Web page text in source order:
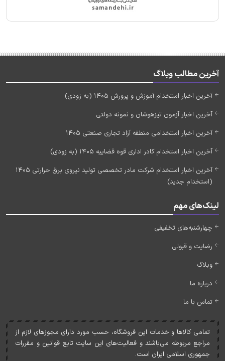
آخرین مطالب وبلاگ
آخرین اخبار استخدام آموزش و پرورش 1405 (به زودی)
آخرین اخبار آزمون تیزهوشان و نمونه دولتی
آخرین اخبار استخدامی منطقه آزاد تجاری صنعتی 1405
آخرین اخبار استخدام کادر اداری قوه قضاییه 1405 (به زودی)
آخرین اخبار استخدام شرکت مادر تخصصی تولید نیروی برق حرارتی 1405
(استخدام جدید)
لینک‌های مهم
چهارشنبه‌های تخفیفی
رضایت و قبولی
وبلاگ
درباره ما
تماس با ما
تمامی کالاها و خدمات اين فروشگاه، حسب مورد دارای مجوزهای لازم از
مراجع مربوطه می‌باشند و فعاليت‌های اين سايت تابع قوانين و مقررات
جمهوری اسلامی ايران است.